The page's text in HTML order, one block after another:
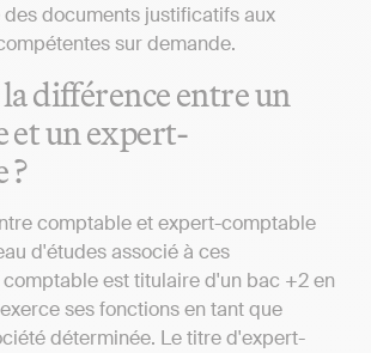
des documents justificatifs aux
sur demande.
différence entre un
et un expert-
?
comptable et expert-comptable
d'études associé à ces
est titulaire d'un bac +2 en
ses fonctions en tant que
déterminée. Le titre d'expert-